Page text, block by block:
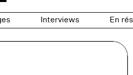
Interviews En